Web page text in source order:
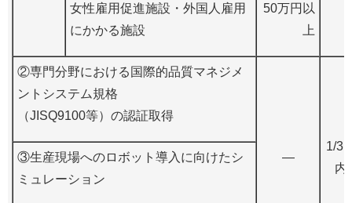
女性雇用促進施設・外国人雇用
にかかる施設
50万円以
上
②専門分野における国際的品質マネジメ
ントシステム規格
（JISQ9100等）の認証取得
―
1/3
内
③生産現場へのロボット導入に向けたシ
ミュレーション